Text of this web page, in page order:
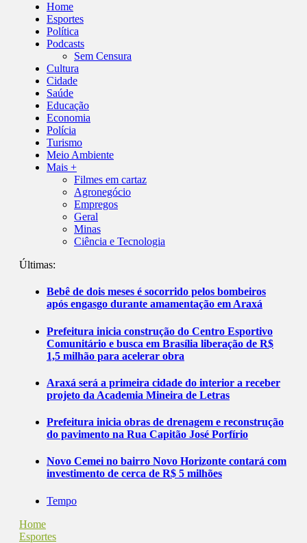
Home
Esportes
Política
Podcasts
Sem Censura
Cultura
Cidade
Saúde
Educação
Economia
Polícia
Turismo
Meio Ambiente
Mais +
Filmes em cartaz
Agronegócio
Empregos
Geral
Minas
Ciência e Tecnologia
Últimas:
Bebê de dois meses é socorrido pelos bombeiros
após engasgo durante amamentação em Araxá
Prefeitura inicia construção do Centro Esportivo
Comunitário e busca em Brasília liberação de R$
1,5 milhão para acelerar obra
Araxá será a primeira cidade do interior a receber
projeto da Academia Mineira de Letras
Prefeitura inicia obras de drenagem e reconstrução
do pavimento na Rua Capitão José Porfírio
Novo Cemei no bairro Novo Horizonte contará com
investimento de cerca de R$ 5 milhões
Tempo
Home
Esportes